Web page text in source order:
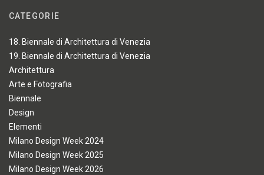
CATEGORIE
18. Biennale di Architettura di Venezia
19. Biennale di Architettura di Venezia
Architettura
Arte e Fotografia
Biennale
Design
Elementi
Milano Design Week 2024
Milano Design Week 2025
Milano Design Week 2026